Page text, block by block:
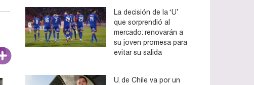
La decisión de la ‘U’
que sorprendió al
mercado: renovarán a
su joven promesa para
evitar su salida
U. de Chile va por un